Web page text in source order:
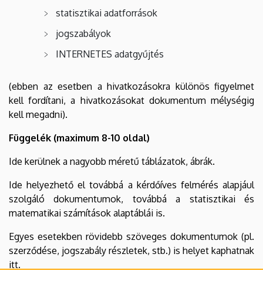
statisztikai adatforrások
jogszabályok
INTERNETES adatgyűjtés
(ebben az esetben a hivatkozásokra különös figyelmet
kell fordítani, a hivatkozásokat dokumentum mélységig
kell megadni).
Függelék (maximum 8-10 oldal)
Ide kerülnek a nagyobb méretű táblázatok, ábrák.
Ide helyezhető el továbbá a kérdőíves felmérés alapjául
szolgáló dokumentumok, továbbá a statisztikai és
matematikai számítások alaptáblái is.
Egyes esetekben rövidebb szöveges dokumentumok (pl.
szerződése, jogszabály részletek, stb.) is helyet kaphatnak
itt.